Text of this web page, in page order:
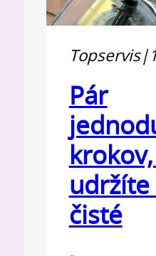
Topservis|
Pár
udržíte
čisté